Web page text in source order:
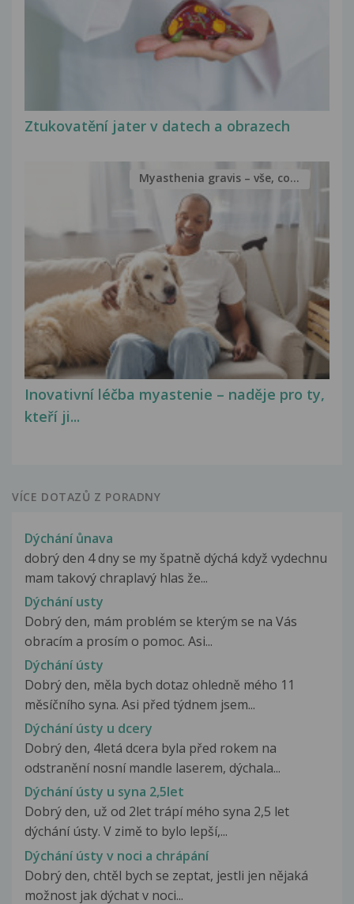
Ztukovatění jater v datech a obrazech
Inovativní léčba myastenie – naděje pro ty,
kteří ji...
Myasthenia gravis – vše, co...
VÍCE DOTAZŮ Z PORADNY
Dýchání ůnava
dobrý den 4 dny se my špatně dýchá když vydechnu
mam takový chraplavý hlas že...
Dýchání usty
Dobrý den, mám problém se kterým se na Vás
obracím a prosím o pomoc. Asi...
Dýchání ústy
Dobrý den, měla bych dotaz ohledně mého 11
měsíčního syna. Asi před týdnem jsem...
Dýchání ústy u dcery
Dobrý den, 4letá dcera byla před rokem na
odstranění nosní mandle laserem, dýchala...
Dýchání ústy u syna 2,5let
Dobrý den, už od 2let trápí mého syna 2,5 let
dýchání ústy. V zimě to bylo lepší,...
Dýchání ústy v noci a chrápání
Dobrý den, chtěl bych se zeptat, jestli jen nějaká
možnost jak dýchat v noci...